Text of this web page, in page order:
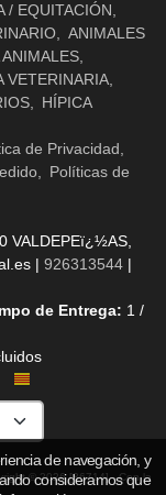
/ EQUITACIÓN
ANIMALES
VETERINARIA
HÍPICA
de Privacidad
Políticas de
VALDEPEï¿½AS,
| 926313544 |
de Entrega: 1 /
© 2026 [36714] - Con la
de navegación, y
consideramos que